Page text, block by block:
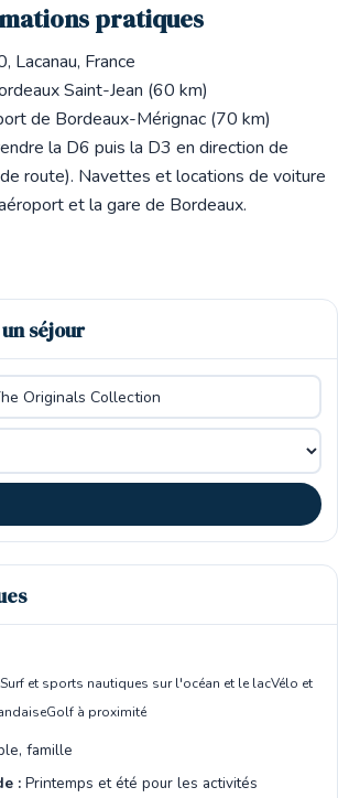
pratiques
Lacanau, France
Saint-Jean (60 km)
de Bordeaux-Mérignac (70 km)
la D6 puis la D3 en direction de
route). Navettes et locations de voiture
et la gare de Bordeaux.
séjour
Surf et sports nautiques sur l'océan et le lacVélo et
Golf à proximité
famille
: Printemps et été pour les activités